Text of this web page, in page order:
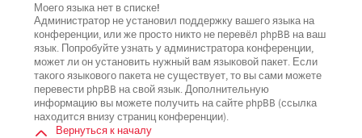
Моего языка нет в списке!
Администратор не установил поддержку вашего языка на
конференции, или же просто никто не перевёл phpBB на ваш
язык. Попробуйте узнать у администратора конференции,
может ли он установить нужный вам языковой пакет. Если
такого языкового пакета не существует, то вы сами можете
перевести phpBB на свой язык. Дополнительную
информацию вы можете получить на сайте phpBB (ссылка
находится внизу страниц конференции).
Вернуться к началу